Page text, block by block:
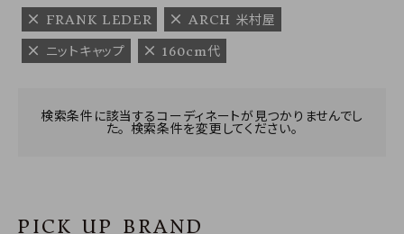
BRAND
CATEGORY
FRANK LEDER
ARCH 米村屋
ニットキャップ
160cm代
検索条件に該当するコーディネートが見つかりませんでし
た。 検索条件を変更してください。
PICK UP BRAND